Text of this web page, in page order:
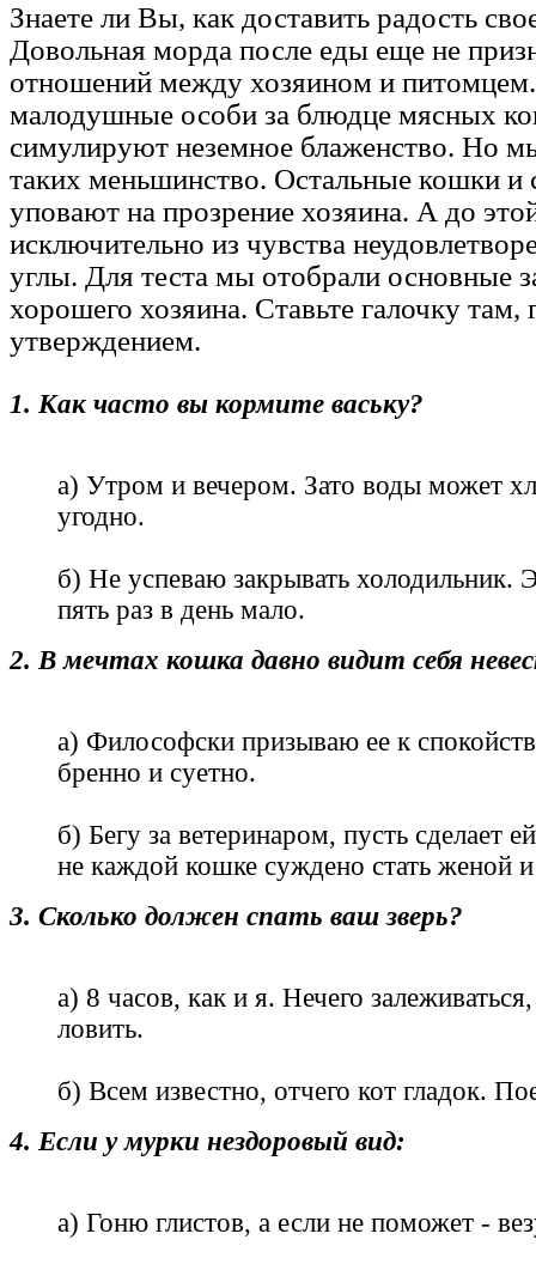
Знаете ли Вы, как доставить радость
Довольная морда после еды еще не
отношений между хозяином и
малодушные особи за блюдце мясных
симулируют неземное блаженство. Но
таких меньшинство. Остальные кошки и
уповают на прозрение хозяина. А до
исключительно из чувства
углы. Для теста мы отобрали основные
хорошего хозяина. Ставьте галочку там,
утверждением.
1. Как часто вы кормите ваську?
а) Утром и вечером. Зато воды может
угодно.
б) Не успеваю закрывать холодильник.
пять раз в день мало.
2. В мечтах кошка давно видит себя
а) Философски призываю ее к
бренно и суетно.
б) Бегу за ветеринаром, пусть сделает
не каждой кошке суждено стать женой
3. Сколько должен спать ваш зверь?
а) 8 часов, как и я. Нечего
ловить.
б) Всем известно, отчего кот гладок.
4. Если у мурки нездоровый вид:
а) Гоню глистов, а если не поможет -